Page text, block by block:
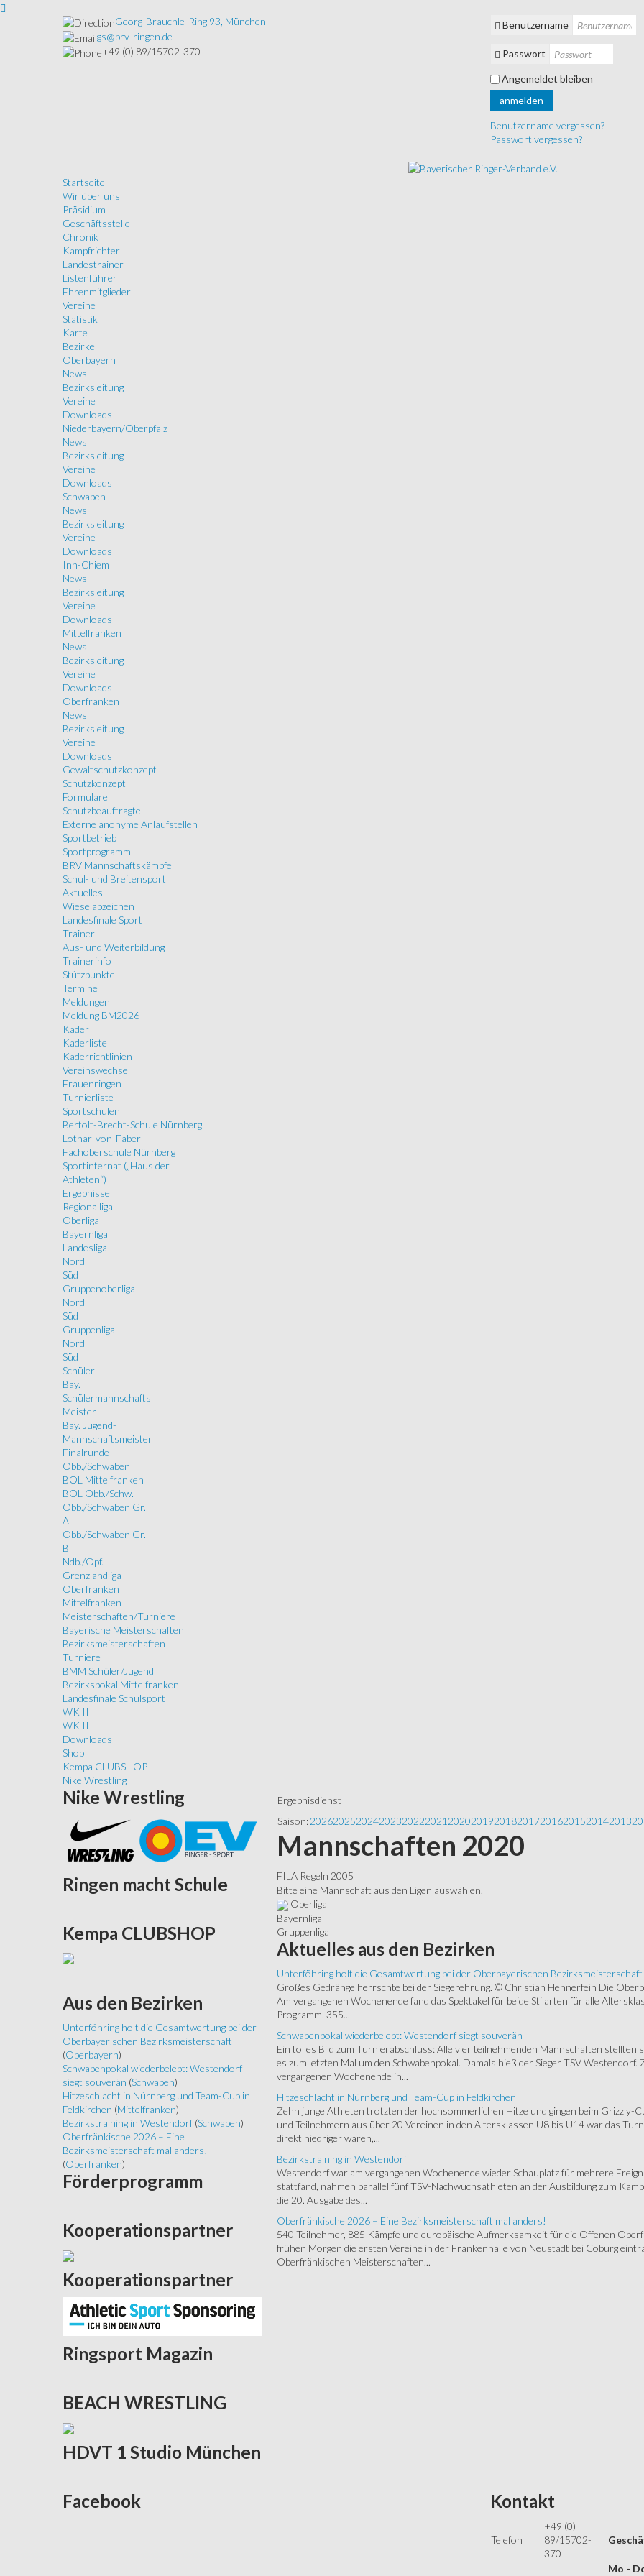
Georg-Brauchle-Ring 93, München
gs@brv-ringen.de
+49 (0) 89/15702-370
Benutzername
Passwort
Angemeldet bleiben
anmelden
Benutzername vergessen?
Passwort vergessen?
Startseite
Wir über uns
Präsidium
Geschäftsstelle
Chronik
Kampfrichter
Landestrainer
Listenführer
Ehrenmitglieder
Vereine
Statistik
Karte
Bezirke
Oberbayern
News
Bezirksleitung
Vereine
Downloads
Niederbayern/Oberpfalz
News
Bezirksleitung
Vereine
Downloads
Schwaben
News
Bezirksleitung
Vereine
Downloads
Inn-Chiem
News
Bezirksleitung
Vereine
Downloads
Mittelfranken
News
Bezirksleitung
Vereine
Downloads
Oberfranken
News
Bezirksleitung
Vereine
Downloads
Gewaltschutzkonzept
Schutzkonzept
Formulare
Schutzbeauftragte
Externe anonyme Anlaufstellen
Sportbetrieb
Sportprogramm
BRV Mannschaftskämpfe
Schul- und Breitensport
Aktuelles
Wieselabzeichen
Landesfinale Sport
Trainer
Aus- und Weiterbildung
Trainerinfo
Stützpunkte
Termine
Meldungen
Meldung BM2026
Kader
Kaderliste
Kaderrichtlinien
Vereinswechsel
Frauenringen
Turnierliste
Sportschulen
Bertolt-Brecht-Schule Nürnberg
Lothar-von-Faber-
Fachoberschule Nürnberg
Sportinternat („Haus der
Athleten“)
Ergebnisse
Regionalliga
Oberliga
Bayernliga
Landesliga
Nord
Süd
Gruppenoberliga
Nord
Süd
Gruppenliga
Nord
Süd
Schüler
Bay.
Schülermannschafts
Meister
Bay. Jugend-
Mannschaftsmeister
Finalrunde
Obb./Schwaben
BOL Mittelfranken
BOL Obb./Schw.
Obb./Schwaben Gr.
A
Obb./Schwaben Gr.
B
Ndb./Opf.
Grenzlandliga
Oberfranken
Mittelfranken
Meisterschaften/Turniere
Bayerische Meisterschaften
Bezirksmeisterschaften
Turniere
BMM Schüler/Jugend
Bezirkspokal Mittelfranken
Landesfinale Schulsport
WK II
WK III
Downloads
Shop
Kempa CLUBSHOP
Nike Wrestling
Ergebnisdienst
Saison: 202620252024202320222021 20202019201820172016201520142013
Mannschaften 2020
FILA Regeln 2005
Bitte eine Mannschaft aus den Ligen auswählen.
Oberliga
Bayernliga
Gruppenliga
Aktuelles aus den Bezirken
Unterföhring holt die Gesamtwertung bei der Oberbayerischen Bezirksmeisterschaft
Großes Gedränge herrschte bei der Siegerehrung. © Christian Hennerfein Die
Am vergangenen Wochenende fand das Spektakel für beide Stilarten für alle
Programm. 355...
Schwabenpokal wiederbelebt: Westendorf siegt souverän
Ein tolles Bild zum Turnierabschluss: Alle vier teilnehmenden Mannschaften stellten
es zum letzten Mal um den Schwabenpokal. Damals hieß der Sieger TSV
vergangenen Wochenende in...
Hitzeschlacht in Nürnberg und Team-Cup in Feldkirchen
Zehn junge Athleten trotzten der hochsommerlichen Hitze und gingen beim Grizzly-
und Teilnehmern aus über 20 Vereinen in den Altersklassen U8 bis U14 war das
direkt niedriger waren,...
Bezirkstraining in Westendorf
Westendorf war am vergangenen Wochenende wieder Schauplatz für mehrere
stattfand, nahmen parallel fünf TSV-Nachwuchsathleten an der Ausbildung zum
die 20. Ausgabe des...
Oberfränkische 2026 – Eine Bezirksmeisterschaft mal anders!
540 Teilnehmer, 885 Kämpfe und europäische Aufmerksamkeit für die Offenen
frühen Morgen die ersten Vereine in der Frankenhalle von Neustadt bei Coburg
Oberfränkischen Meisterschaften...
Nike Wrestling
Ringen macht Schule
Kempa CLUBSHOP
Aus den Bezirken
Unterföhring holt die Gesamtwertung bei der
Oberbayerischen Bezirksmeisterschaft
(Oberbayern)
Schwabenpokal wiederbelebt: Westendorf
siegt souverän (Schwaben)
Hitzeschlacht in Nürnberg und Team-Cup in
Feldkirchen (Mittelfranken)
Bezirkstraining in Westendorf (Schwaben)
Oberfränkische 2026 – Eine
Bezirksmeisterschaft mal anders!
(Oberfranken)
Förderprogramm
Kooperationspartner
Kooperationspartner
Ringsport Magazin
BEACH WRESTLING
HDVT 1 Studio München
Facebook Kontakt
Telefon
+49 (0)
89/15702-
370
Mo -